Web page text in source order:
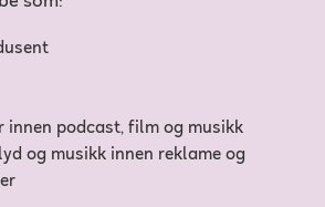
innen podcast, film og musikk
og musikk innen reklame og